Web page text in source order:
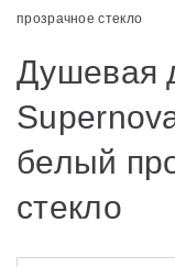
Унитазы и
Душевые
прозрачное стекло
Душевая
белый
стекло